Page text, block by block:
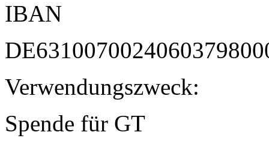
IBAN
Verwendungszweck:
Spende für GT